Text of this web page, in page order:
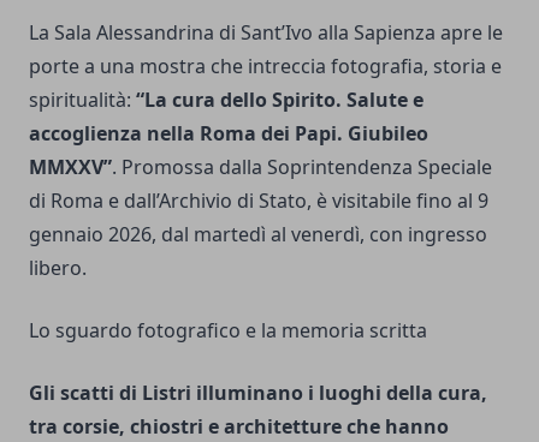
La Sala Alessandrina di Sant’Ivo alla Sapienza apre le
porte a una mostra che intreccia fotografia, storia e
spiritualità: “La cura dello Spirito. Salute e
accoglienza nella Roma dei Papi. Giubileo
MMXXV”. Promossa dalla Soprintendenza Speciale
di Roma e dall’Archivio di Stato, è visitabile fino al 9
gennaio 2026, dal martedì al venerdì, con ingresso
libero.
Lo sguardo fotografico e la memoria scritta
Gli scatti di Listri illuminano i luoghi della cura,
tra corsie, chiostri e architetture che hanno